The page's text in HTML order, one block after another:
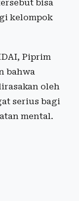
bisa
kelompok
Piprim
bahwa
oleh
serius bagi
mental.